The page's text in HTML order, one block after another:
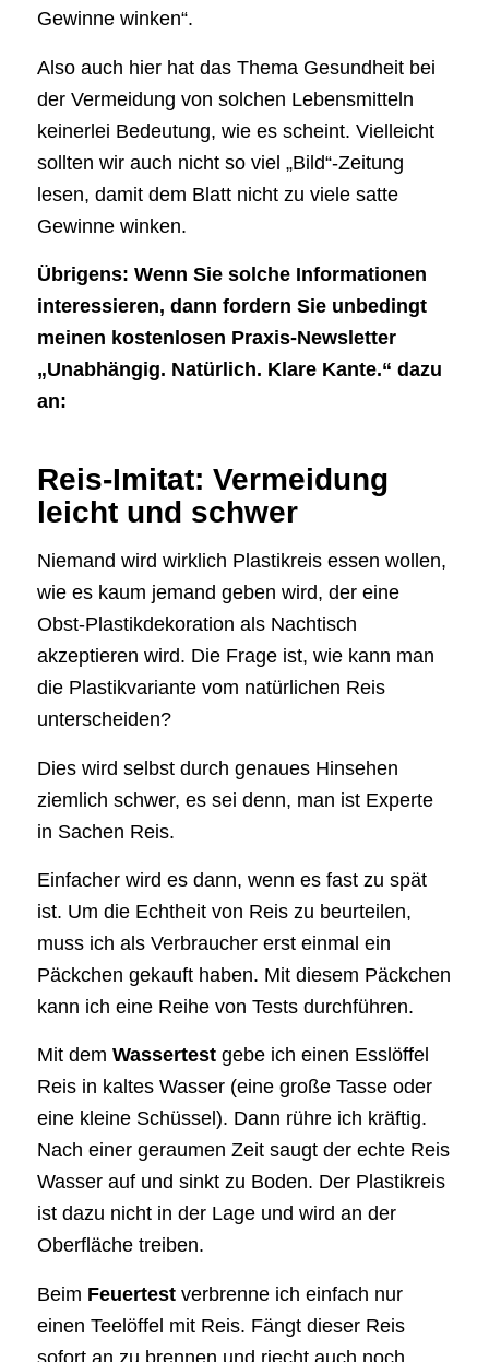
Gewinne winken“.
Also auch hier hat das Thema Gesundheit bei
der Vermeidung von solchen Lebensmitteln
keinerlei Bedeutung, wie es scheint. Vielleicht
sollten wir auch nicht so viel „Bild“-Zeitung
lesen, damit dem Blatt nicht zu viele satte
Gewinne winken.
Übrigens: Wenn Sie solche Informationen
interessieren, dann fordern Sie unbedingt
meinen kostenlosen Praxis-Newsletter
„Unabhängig. Natürlich. Klare Kante.“ dazu
an:
Reis-Imitat: Vermeidung
leicht und schwer
Niemand wird wirklich Plastikreis essen wollen,
wie es kaum jemand geben wird, der eine
Obst-Plastikdekoration als Nachtisch
akzeptieren wird. Die Frage ist, wie kann man
die Plastikvariante vom natürlichen Reis
unterscheiden?
Dies wird selbst durch genaues Hinsehen
ziemlich schwer, es sei denn, man ist Experte
in Sachen Reis.
Einfacher wird es dann, wenn es fast zu spät
ist. Um die Echtheit von Reis zu beurteilen,
muss ich als Verbraucher erst einmal ein
Päckchen gekauft haben. Mit diesem Päckchen
kann ich eine Reihe von Tests durchführen.
Mit dem Wassertestgebe ich einen Esslöffel
Reis in kaltes Wasser (eine große Tasse oder
eine kleine Schüssel). Dann rühre ich kräftig.
Nach einer geraumen Zeit saugt der echte Reis
Wasser auf und sinkt zu Boden. Der Plastikreis
ist dazu nicht in der Lage und wird an der
Oberfläche treiben.
Beim Feuertestverbrenne ich einfach nur
einen Teelöffel mit Reis. Fängt dieser Reis
sofort an zu brennen und riecht auch noch